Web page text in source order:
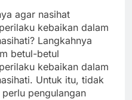
agar nasihat
kebaikan dalam
Langkahnya
betul-betul
kebaikan dalam
Untuk itu, tidak
pengulangan